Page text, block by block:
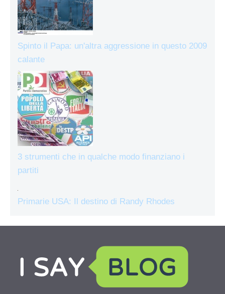
Spinto il Papa: un'altra aggressione in questo 2009
calante
3 strumenti che in qualche modo finanziano i
partiti
Primarie USA: Il destino di Randy Rhodes